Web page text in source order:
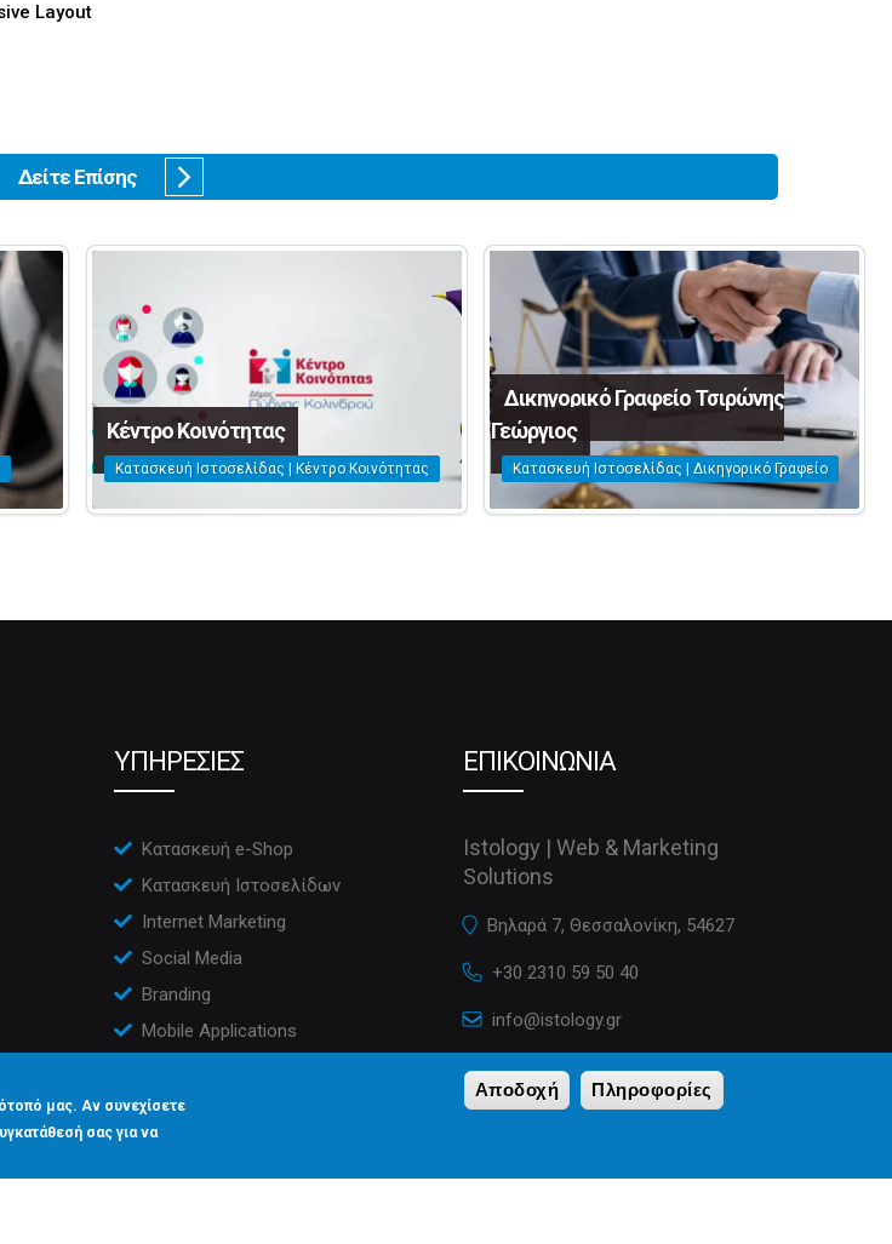
Layout
Δείτε Επίσης
Κέντρο Κοινότητας
Κατασκευή Ιστοσελίδας | Κέντρο Κοινότητας
Δικηγορικό Γραφείο Τσιρώνης
Γεώργιος
Κατασκευή Ιστοσελίδας | Δικηγορικό Γραφείο
ΥΠΗΡΕΣΙΕΣ
Κατασκευή e-Shop
Κατασκευή Ιστοσελίδων
Internet Marketing
Social Media
Branding
Mobile Applications
ΕΠΙΚΟΙΝΩΝΙΑ
Istology | Web & Marketing
Solutions
Βηλαρά 7, Θεσσαλονίκη, 54627
+30 2310 59 50 40
info@istology.gr
istology.gr
μας. Αν συνεχίσετε
σας για να
Αποδοχή Πληροφορίες